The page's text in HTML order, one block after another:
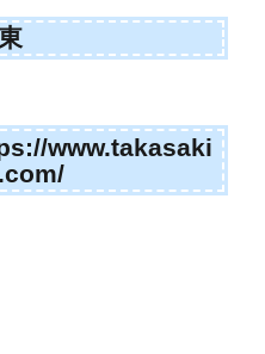
www.takasaki